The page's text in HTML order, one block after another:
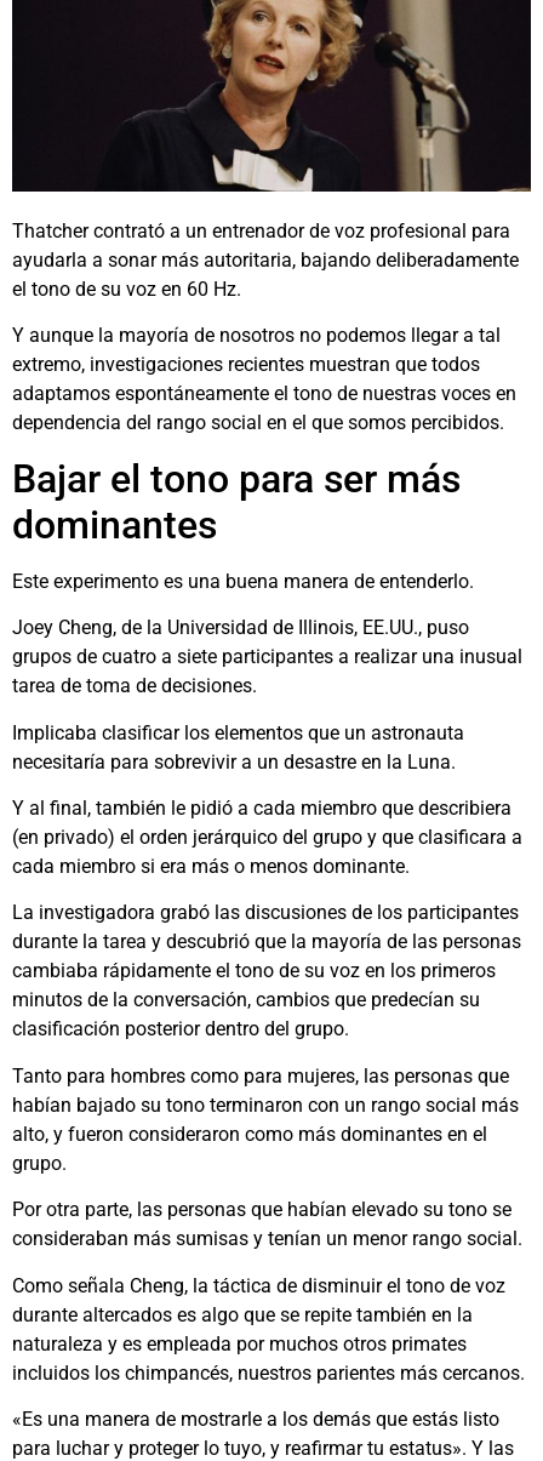
Thatcher contrató a un entrenador de voz profesional para
ayudarla a sonar más autoritaria, bajando deliberadamente
el tono de su voz en 60 Hz.
Y aunque la mayoría de nosotros no podemos llegar a tal
extremo, investigaciones recientes muestran que todos
adaptamos espontáneamente el tono de nuestras voces en
dependencia del rango social en el que somos percibidos.
Bajar el tono para ser más
dominantes
Este experimento es una buena manera de entenderlo.
Joey Cheng, de la Universidad de Illinois, EE.UU., puso
grupos de cuatro a siete participantes a realizar una inusual
tarea de toma de decisiones.
Implicaba clasificar los elementos que un astronauta
necesitaría para sobrevivir a un desastre en la Luna.
Y al final, también le pidió a cada miembro que describiera
(en privado) el orden jerárquico del grupo y que clasificara a
cada miembro si era más o menos dominante.
La investigadora grabó las discusiones de los participantes
durante la tarea y descubrió que la mayoría de las personas
cambiaba rápidamente el tono de su voz en los primeros
minutos de la conversación, cambios que predecían su
clasificación posterior dentro del grupo.
Tanto para hombres como para mujeres, las personas que
habían bajado su tono terminaron con un rango social más
alto, y fueron consideraron como más dominantes en el
grupo.
Por otra parte, las personas que habían elevado su tono se
consideraban más sumisas y tenían un menor rango social.
Como señala Cheng, la táctica de disminuir el tono de voz
durante altercados es algo que se repite también en la
naturaleza y es empleada por muchos otros primates
incluidos los chimpancés, nuestros parientes más cercanos.
«Es una manera de mostrarle a los demás que estás listo
para luchar y proteger lo tuyo, y reafirmar tu estatus». Y las